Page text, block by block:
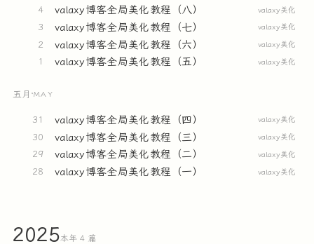
4 valaxy博客全局美化教程（八） valaxy美化
3 valaxy博客全局美化教程（七） valaxy美化
2 valaxy博客全局美化教程（六） valaxy美化
1 valaxy博客全局美化教程（五） valaxy美化
五月 ·MAY
31 valaxy博客全局美化教程（四） valaxy美化
30 valaxy博客全局美化教程（三） valaxy美化
29 valaxy博客全局美化教程（二） valaxy美化
28 valaxy博客全局美化教程（一） valaxy美化
2025本年 4 篇